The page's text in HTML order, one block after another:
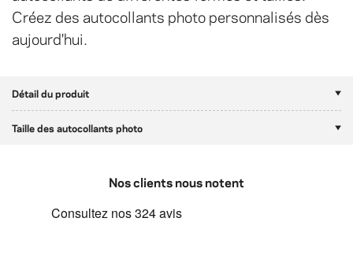
Créez des autocollants photo personnalisés dès
aujourd'hui.
Détail du produit
Taille des autocollants photo
Nos clients nous notent